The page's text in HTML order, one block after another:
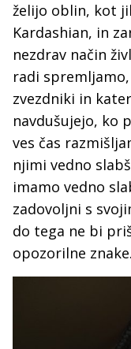
želijo oblin, kot
Kardashian, in
nezdrav način
radi
zvezdniki in
navdušujejo, ko
ves čas
njimi vedno
imamo vedno
zadovoljni s
do tega ne bi
opozorilne znake.